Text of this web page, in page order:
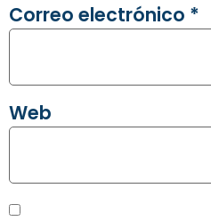
Correo electrónico *
Web